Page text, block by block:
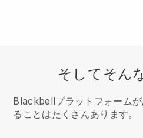
そしてそん
Blackbellプラットフォーム
ることはたくさんあります。